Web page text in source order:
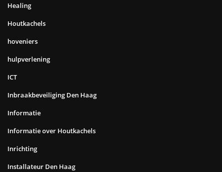
Healing
Houtkachels
hoveniers
hulpverlening
ICT
Inbraakbeveiliging Den Haag
Informatie
Informatie over Houtkachels
Inrichting
Installateur Den Haag